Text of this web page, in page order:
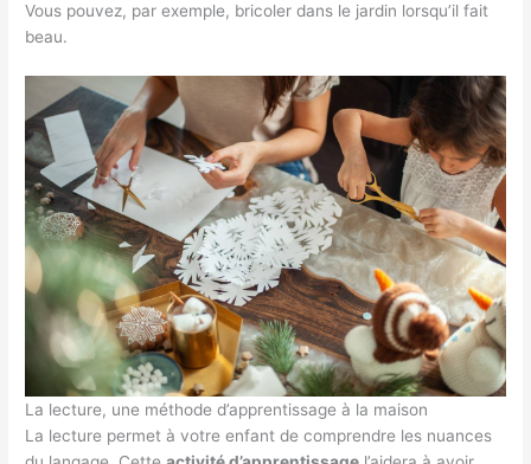
Vous pouvez, par exemple, bricoler dans le jardin lorsqu’il fait
beau.
La lecture, une méthode d’apprentissage à la maison
La lecture permet à votre enfant de comprendre les nuances